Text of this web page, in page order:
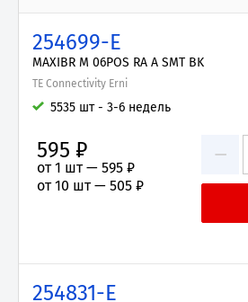
254699-E
MAXIBR M 06POS RA A SMT BK
TE Connectivity Erni
5535 шт - 3-6 недель
−
595 ₽
от 1 шт — 595 ₽
от 10 шт — 505 ₽
254831-E